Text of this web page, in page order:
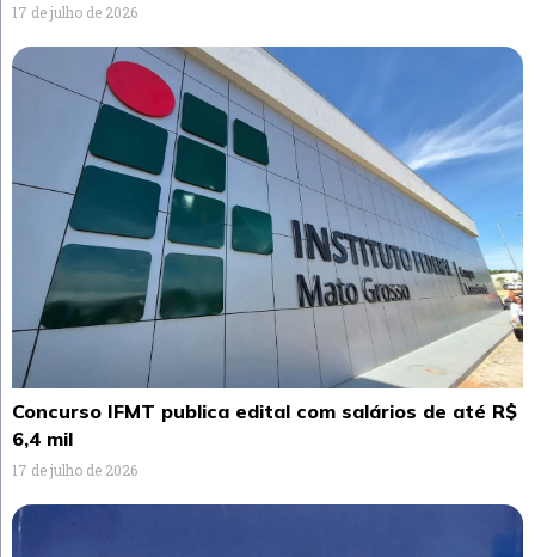
17 de julho de 2026
Concurso IFMT publica edital com salários de até R$
6,4 mil
17 de julho de 2026